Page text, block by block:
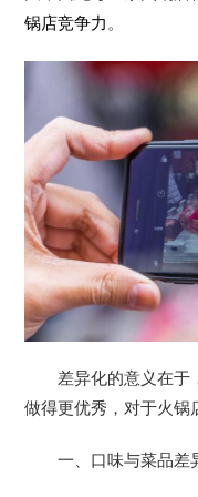
锅店竞争力 。
差异化的意义在于
做得更优秀，对于火锅
一、口味与菜品差